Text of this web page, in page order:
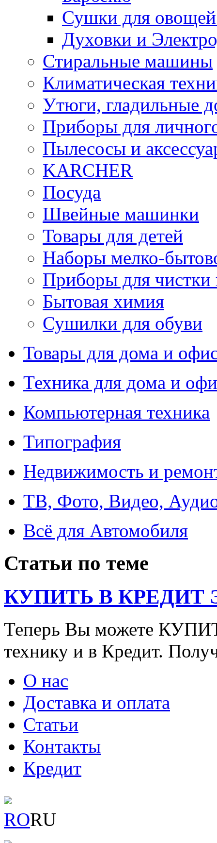
Сушки для
Духовки и
Стиральные машины
Климатическая
Утюги, гладильные
Приборы для
Пылесосы и
KARCHER
Посуда
Швейные машинки
Товары для детей
Наборы мелко-
Приборы для чистки
Бытовая химия
Сушилки для обуви
Товары для дома и
Техника для дома и
Компьютерная техника
Типография
Недвижимость и
ТВ, Фото, Видео,
Всё для Автомобиля
Статьи по теме
КУПИТЬ В КРЕДИТ
Теперь Вы можете
технику и в Кредит.
О нас
Доставка и оплата
Статьи
Контакты
Кредит
RORU